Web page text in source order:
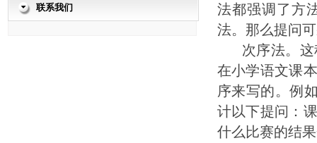
联系我们
法都强调了方
法。那么提问
次序法。
在小学语文课
序来写的。例
计以下提问：
什么比赛的结